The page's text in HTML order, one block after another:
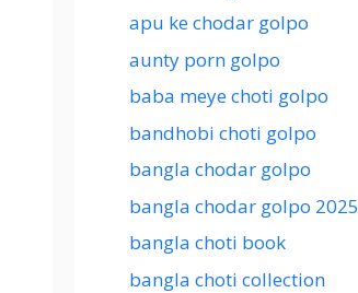
apu ke chodar golpo
aunty porn golpo
baba meye choti golpo
bandhobi choti golpo
bangla chodar golpo
bangla chodar golpo 2025
bangla choti book
bangla choti collection